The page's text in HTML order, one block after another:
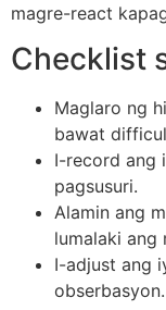
magre-react
Checklist
Maglaro ng
bawat
I-record ang
pagsusuri.
Alamin ang
lumalaki ang
I-adjust ang
obserbasyon.